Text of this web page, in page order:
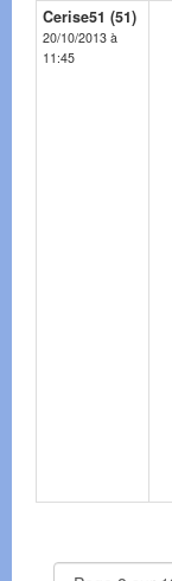
Cerise51 (51)
20/10/2013 à
11:45